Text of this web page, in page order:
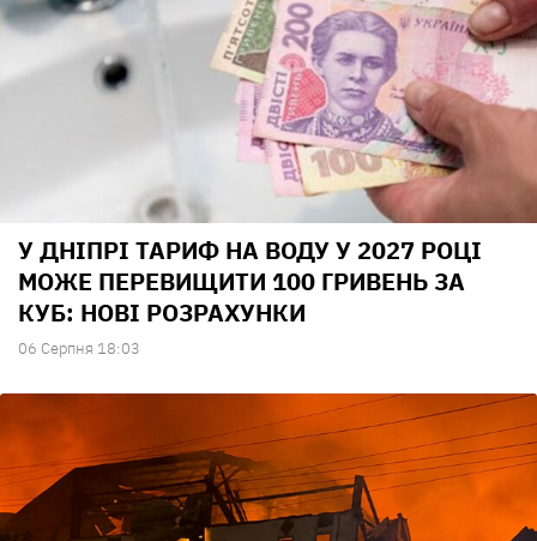
У ДНІПРІ ТАРИФ НА ВОДУ У 2027 РОЦІ
МОЖЕ ПЕРЕВИЩИТИ 100 ГРИВЕНЬ ЗА
КУБ: НОВІ РОЗРАХУНКИ
06 Серпня 18:03